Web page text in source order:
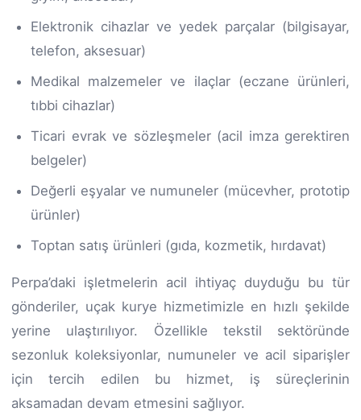
Elektronik cihazlar ve yedek parçalar (bilgisayar,
telefon, aksesuar)
Medikal malzemeler ve ilaçlar (eczane ürünleri,
tıbbi cihazlar)
Ticari evrak ve sözleşmeler (acil imza gerektiren
belgeler)
Değerli eşyalar ve numuneler (mücevher, prototip
ürünler)
Toptan satış ürünleri (gıda, kozmetik, hırdavat)
Perpa’daki işletmelerin acil ihtiyaç duyduğu bu tür
gönderiler, uçak kurye hizmetimizle en hızlı şekilde
yerine ulaştırılıyor. Özellikle tekstil sektöründe
sezonluk koleksiyonlar, numuneler ve acil siparişler
için tercih edilen bu hizmet, iş süreçlerinin
aksamadan devam etmesini sağlıyor.